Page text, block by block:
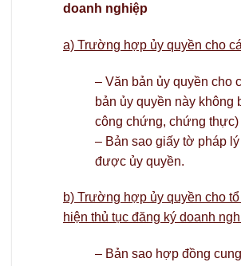
doanh nghiệp
a) Trường hợp ủy quyền cho
– Văn bản ủy quyền cho
bản ủy quyền này không
công chứng, chứng thực)
– Bản sao giấy tờ pháp
được ủy quyền.
b) Trường hợp ủy quyền cho
hiện thủ tục đăng ký doanh
– Bản sao hợp đồng